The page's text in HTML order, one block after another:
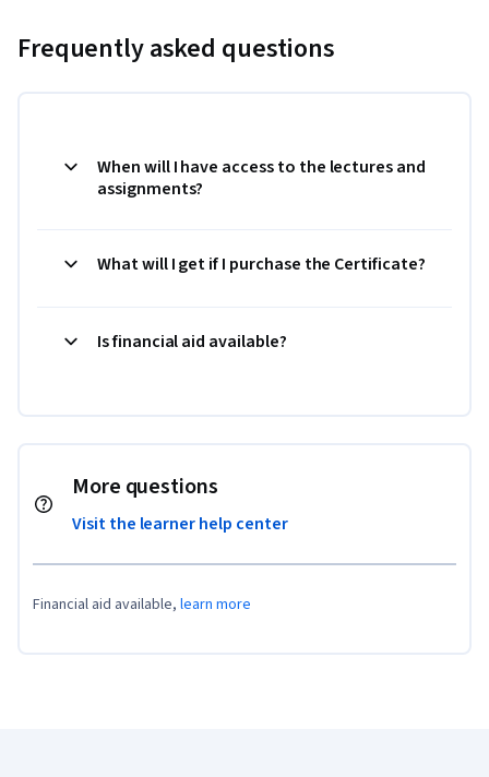
Frequently asked questions
When will I have access to the lectures and
assignments?
What will I get if I purchase the Certificate?
Is financial aid available?
More questions
Visit the learner help center
Financial aid available, learn more